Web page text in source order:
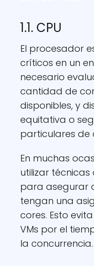
1.1. CPU
El procesador
críticos en un
necesario
cantidad de
disponibles, y
equitativa o
particulares de
En muchas
utilizar técnicas
para asegurar
tengan una
cores. Esto
VMs por el
la concurrencia.